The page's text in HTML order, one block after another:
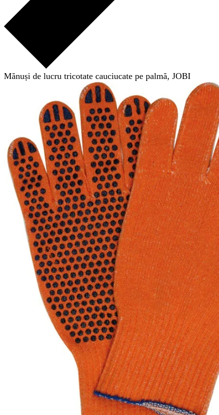
Mănuși de lucru tricotate cauciucate pe palmă, JOBI